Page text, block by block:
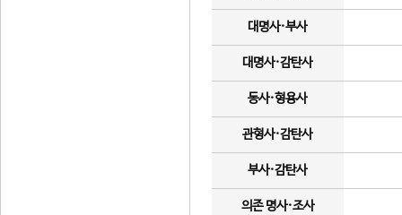
대명사·부사
대명사·감탄사
동사·형용사
관형사·감탄사
부사·감탄사
의존 명사·조사